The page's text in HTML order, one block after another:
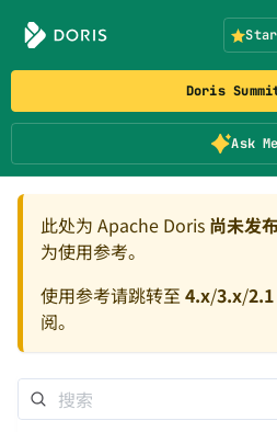
Doris
Ask Me
Star
此处为 Apache Doris 尚未发
为使用参考。
使用参考请跳转至 4.x/3.x/2.1
阅。